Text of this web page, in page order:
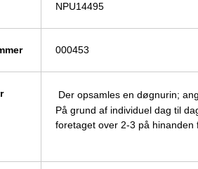
NPU14495
000453
Der opsamles en døgnurin;
På grund af individuel dag til
foretaget over 2-3 på hinanden